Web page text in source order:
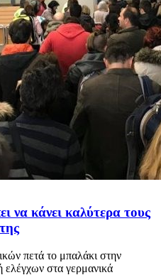
να κάνει καλύτερα τους
πετά το μπαλάκι στην
ελέγχων στα γερμανικά